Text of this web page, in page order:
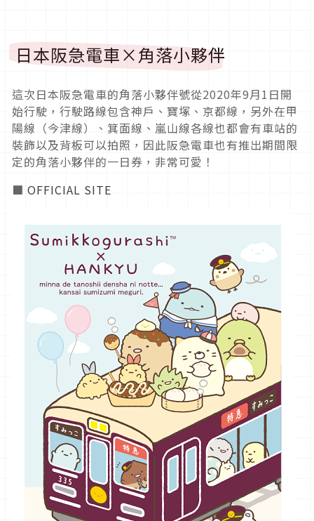
日本阪急電車×角落小夥伴
這次日本阪急電車的角落小夥伴號從2020年9月1日開
始行駛，行駛路線包含神戶、寶塚、京都線，另外在甲
陽線（今津線）、箕面線、嵐山線各線也都會有車站的
裝飾以及背板可以拍照，因此阪急電車也有推出期間限
定的角落小夥伴的一日券，非常可愛！
■ OFFICIAL SITE